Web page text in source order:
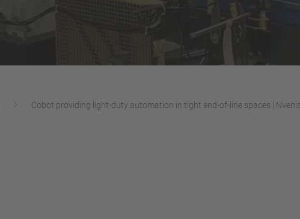
Cobot providing light-duty automation in tight end-of-line spaces |